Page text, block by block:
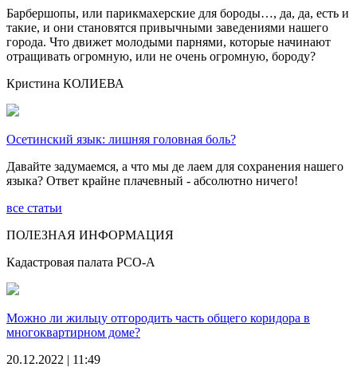
Барбершопы, или парикмахерские для бороды…, да, да, есть и
такие, и они становятся привычными заведениями нашего
города. Что движет молодыми парнями, которые начинают
отращивать огромную, или не очень огромную, бороду?
Кристина КОЛИЕВА
Осетинский язык: лишняя головная боль?
Давайте задумаемся, а что мы де лаем для сохранения нашего
языка? Ответ крайне плачевный - абсолютно ничего!
все статьи
ПОЛЕЗНАЯ ИНФОРМАЦИЯ
Кадастровая палата РСО-А
Можно ли жильцу отгородить часть общего коридора в
многоквартирном доме?
20.12.2022 | 11:49